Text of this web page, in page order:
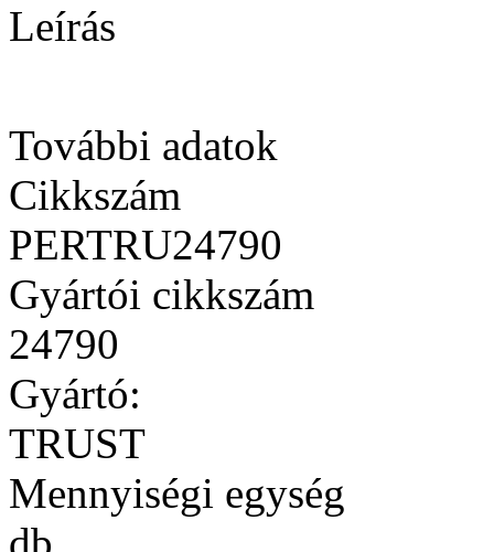
Leírás
További adatok
Cikkszám
PERTRU24790
Gyártói cikkszám
24790
Gyártó:
TRUST
Mennyiségi egység